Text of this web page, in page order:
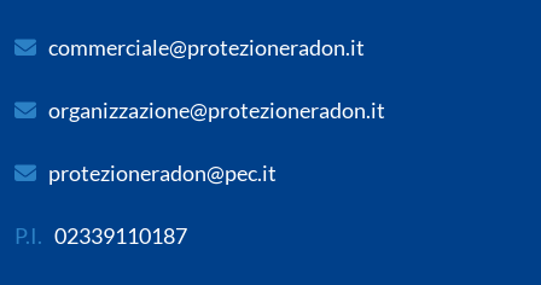
commerciale@protezioneradon.it
organizzazione@protezioneradon.it
protezioneradon@pec.it
P.I. 02339110187